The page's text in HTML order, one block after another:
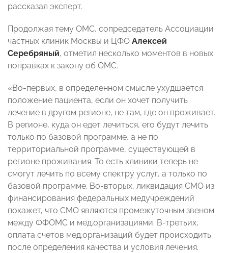
рассказал эксперт.
Продолжая тему ОМС, сопредседатель Ассоциации
частных клиник Москвы и ЦФО Алексей
Серебряный, отметил несколько моментов в новых
поправках к закону об ОМС.
«Во-первых, в определенном смысле ухудшается
положение пациента, если он хочет получить
лечение в другом регионе, не там, где он проживает.
В регионе, куда он едет лечиться, его будут лечить
только по базовой программе, а не по
территориальной программе, существующей в
регионе проживания. То есть клиники теперь не
смогут лечить по всему спектру услуг, а только по
базовой программе. Во-вторых, ликвидация СМО из
финансирования федеральных медучреждений
покажет, что СМО являются промежуточным звеном
между ФФОМС и мед.организациями. В-третьих,
оплата счетов мед.организаций будет происходить
после определения качества и условия лечения.